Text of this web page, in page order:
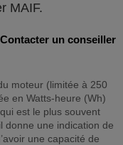
MAIF.
Contacter un conseiller
moteur (limitée à 250
en Watts-heure (Wh)
est le plus souvent
donne une indication de
une capacité de